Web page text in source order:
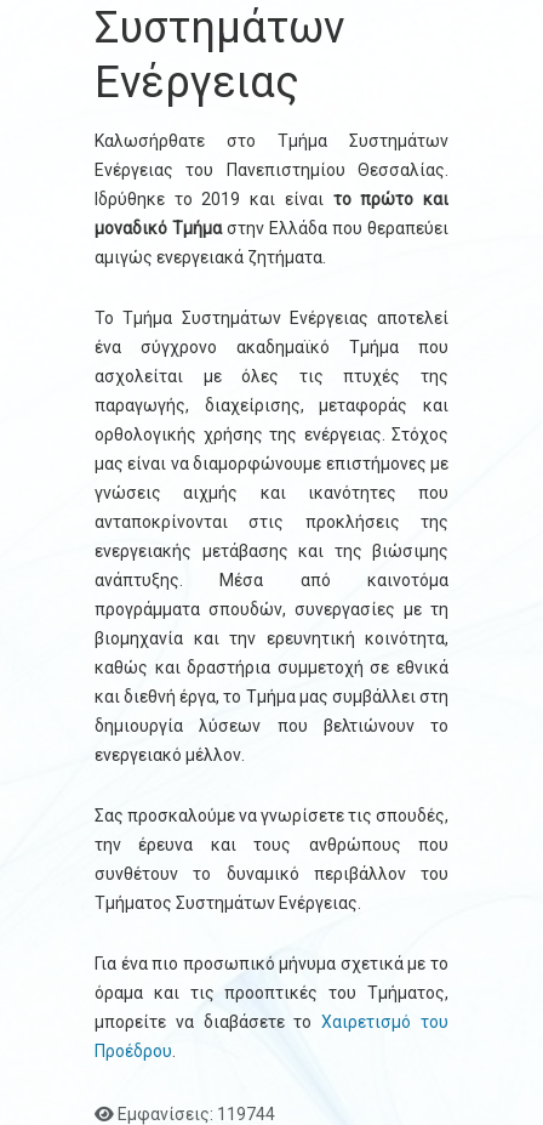
Συστημάτων
Ενέργειας
Καλωσήρθατε στο Τμήμα Συστημάτων
Ενέργειας του Πανεπιστημίου Θεσσαλίας.
Ιδρύθηκε το 2019 και είναι το πρώτο και
μοναδικό Τμήμαστην Ελλάδα που θεραπεύει
αμιγώς ενεργειακά ζητήματα.
Το Τμήμα Συστημάτων Ενέργειας αποτελεί
ένα σύγχρονο ακαδημαϊκό Τμήμα που
ασχολείται με όλες τις πτυχές της
παραγωγής, διαχείρισης, μεταφοράς και
ορθολογικής χρήσης της ενέργειας. Στόχος
μας είναι να διαμορφώνουμε επιστήμονες με
γνώσεις αιχμής και ικανότητες που
ανταποκρίνονται στις προκλήσεις της
ενεργειακής μετάβασης και της βιώσιμης
ανάπτυξης. Μέσα από καινοτόμα
προγράμματα σπουδών, συνεργασίες με τη
βιομηχανία και την ερευνητική κοινότητα,
καθώς και δραστήρια συμμετοχή σε εθνικά
και διεθνή έργα, το Τμήμα μας συμβάλλει στη
δημιουργία λύσεων που βελτιώνουν το
ενεργειακό μέλλον.
Σας προσκαλούμε να γνωρίσετε τις σπουδές,
την έρευνα και τους ανθρώπους που
συνθέτουν το δυναμικό περιβάλλον του
Τμήματος Συστημάτων Ενέργειας.
Για ένα πιο προσωπικό μήνυμα σχετικά με το
όραμα και τις προοπτικές του Τμήματος,
μπορείτε να διαβάσετε τοΧαιρετισμό του
Προέδρου
Εμφανίσεις: 119744